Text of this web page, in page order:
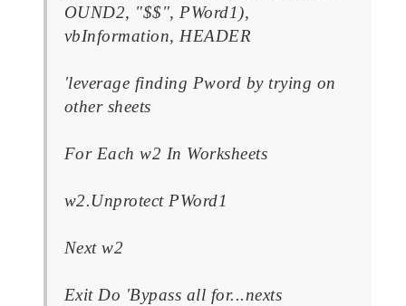
OUND2, "$$", PWord1),
vbInformation, HEADER
'leverage finding Pword by trying on
other sheets
For Each w2 In Worksheets
w2.Unprotect PWord1
Next w2
Exit Do 'Bypass all for...nexts